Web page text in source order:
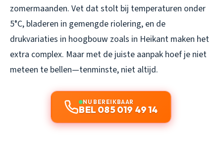
zomermaanden. Vet dat stolt bij temperaturen onder
5°C, bladeren in gemengde riolering, en de
drukvariaties in hoogbouw zoals in Heikant maken het
extra complex. Maar met de juiste aanpak hoef je niet
meteen te bellen—tenminste, niet altijd.
NU BEREIKBAAR
BEL 085 019 49 14